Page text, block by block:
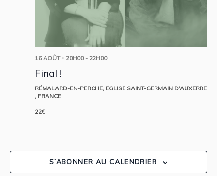
16 AOÛT・20H00- 22H00
Final !
RÉMALARD-EN-PERCHE, ÉGLISE SAINT-GERMAIN D’AUXERRE
, FRANCE
22€
S’ABONNER AU CALENDRIER